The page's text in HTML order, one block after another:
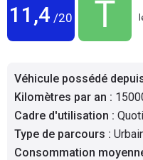
Utilitaires
Flottes
Auto
Services
11,4 /20
Véhicule possédé
Kilomètres par an :
Cadre d'utilisation :
Type de parcours :
Consommation